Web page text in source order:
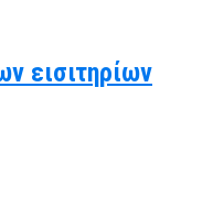
εισιτηρίων